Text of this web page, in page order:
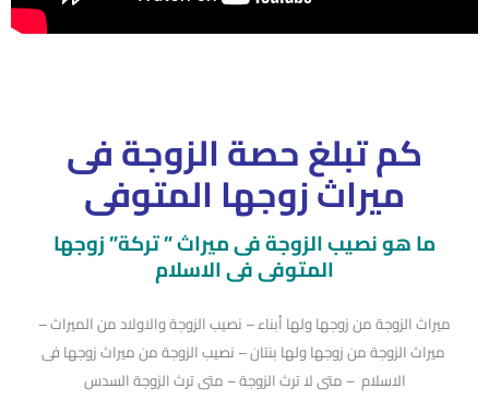
كم تبلغ حصة الزوجة فى
ميراث زوجها المتوفى
ما هو نصيب الزوجة فى ميراث ” تركة” زوجها
المتوفى فى الاسلام
ميراث الزوجة من زوجها ولها أبناء – نصيب الزوجة والاولاد من الميراث –
ميراث الزوجة من زوجها ولها بنتان – نصيب الزوجة من ميراث زوجها فى
الاسلام – متى لا ترث الزوجة – متى ترث الزوجة السدس